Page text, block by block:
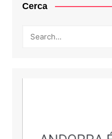
Cerca